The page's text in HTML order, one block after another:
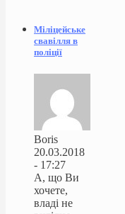
Міліцейське
свавілля в
поліції
Boris
20.03.2018
- 17:27
А, що Ви
хочете,
владі не